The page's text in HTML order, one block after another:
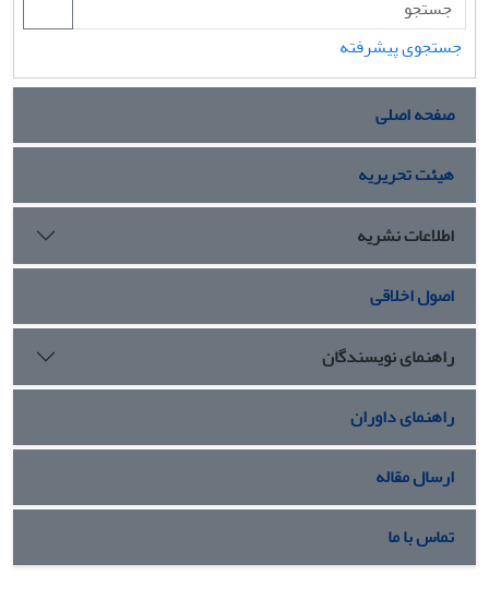
جستجوی پیشرفته
صفحه اصلی
هیئت تحریریه
اطلاعات نشریه
اصول اخلاقی
راهنمای نویسندگان
راهنمای داوران
ارسال مقاله
تماس با ما